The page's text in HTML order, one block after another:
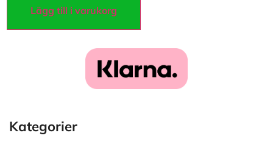
Lägg till i varukorg
Kategorier